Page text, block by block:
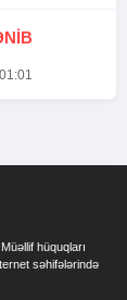
01:01
hüquqları
səhifələrində